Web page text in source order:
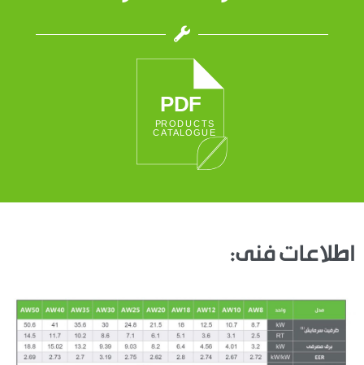
اطلاعات فنی: